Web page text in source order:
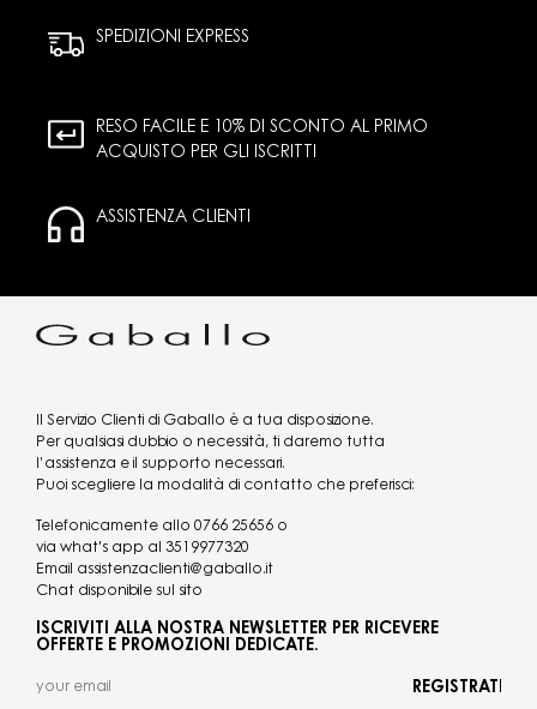
SPEDIZIONI EXPRESS
RESO FACILE E 10% DI SCONTO AL PRIMO
ACQUISTO PER GLI ISCRITTI
ASSISTENZA CLIENTI
Il Servizio Clienti di Gaballo è a tua disposizione.
Per qualsiasi dubbio o necessità, ti daremo tutta
l’assistenza e il supporto necessari.
Puoi scegliere la modalità di contatto che preferisci:
Telefonicamente allo 0766 25656 o
via what's app al 3519977320
Email assistenzaclienti@gaballo.it
Chat disponibile sul sito
ISCRIVITI ALLA NOSTRA NEWSLETTER PER RICEVERE
OFFERTE E PROMOZIONI DEDICATE.
REGISTRATI